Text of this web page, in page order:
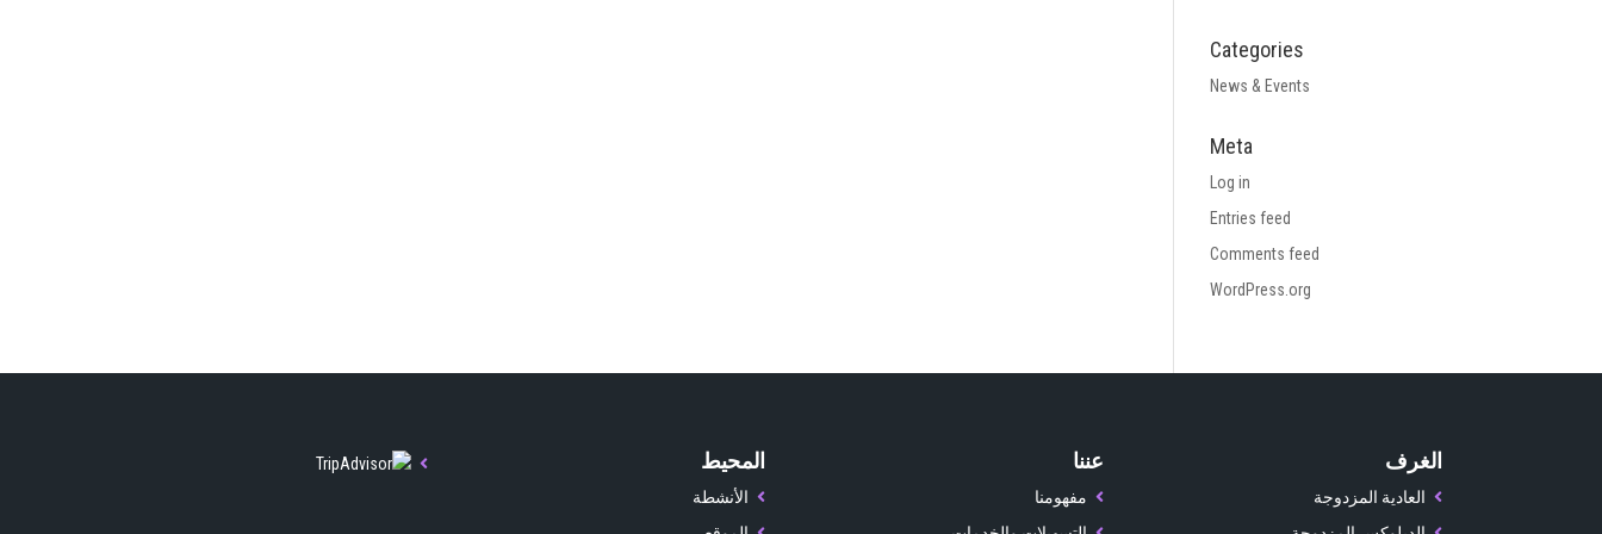
Categories
News & Events
Meta
Log in
Entries feed
Comments feed
WordPress.org
الغرف
العادية المزدوجة
عننا
مفهومنا
المحيط
الأنشطة